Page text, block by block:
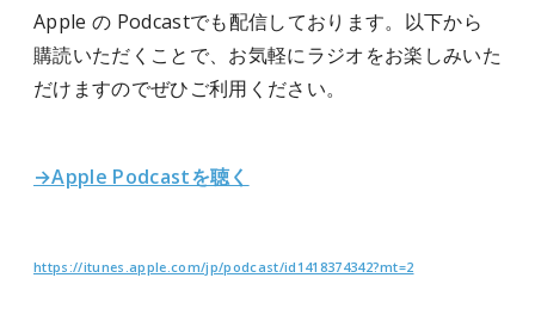
Apple の Podcastでも配信しております。以下から
購読いただくことで、お気軽にラジオをお楽しみいた
だけますのでぜひご利用ください。
→Apple Podcastを聴く
https://itunes.apple.com/jp/podcast/id1418374342?mt=2